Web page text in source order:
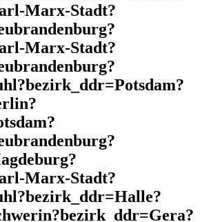
Marx-Stadt?
Marx-Stadt?
Marx-Stadt?